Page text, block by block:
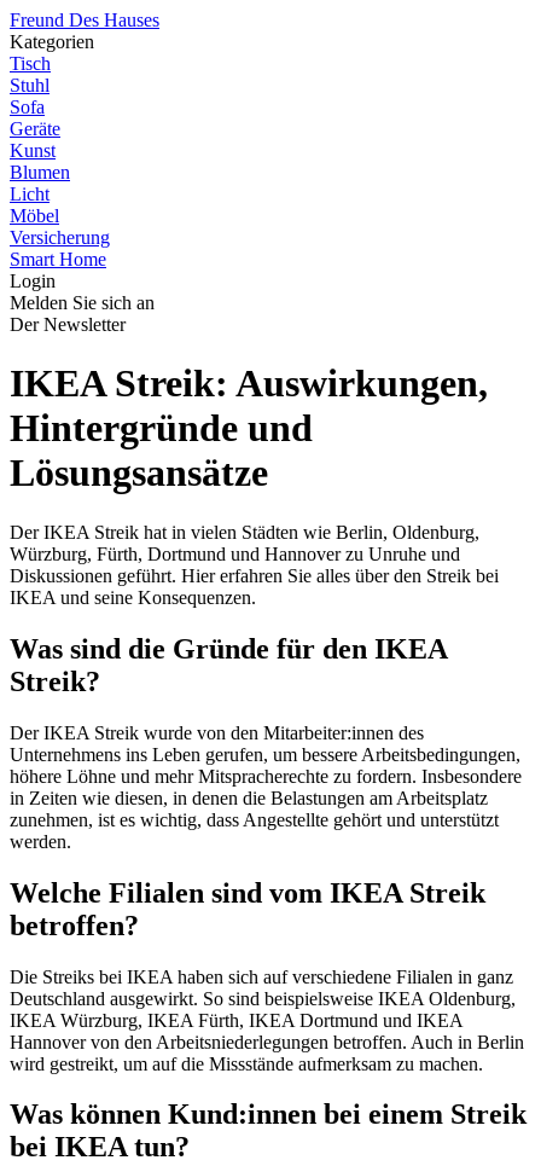
Freund Des Hauses
Kategorien
Tisch
Stuhl
Sofa
Geräte
Kunst
Blumen
Licht
Möbel
Versicherung
Smart Home
Login
Melden Sie sich an
Der Newsletter
IKEA Streik: Auswirkungen,
Hintergründe und
Lösungsansätze
Der IKEA Streik hat in vielen Städten wie Berlin, Oldenburg,
Würzburg, Fürth, Dortmund und Hannover zu Unruhe und
Diskussionen geführt. Hier erfahren Sie alles über den Streik bei
IKEA und seine Konsequenzen.
Was sind die Gründe für den IKEA
Streik?
Der IKEA Streik wurde von den Mitarbeiter:innen des
Unternehmens ins Leben gerufen, um bessere Arbeitsbedingungen,
höhere Löhne und mehr Mitspracherechte zu fordern. Insbesondere
in Zeiten wie diesen, in denen die Belastungen am Arbeitsplatz
zunehmen, ist es wichtig, dass Angestellte gehört und unterstützt
werden.
Welche Filialen sind vom IKEA Streik
betroffen?
Die Streiks bei IKEA haben sich auf verschiedene Filialen in ganz
Deutschland ausgewirkt. So sind beispielsweise IKEA Oldenburg,
IKEA Würzburg, IKEA Fürth, IKEA Dortmund und IKEA
Hannover von den Arbeitsniederlegungen betroffen. Auch in Berlin
wird gestreikt, um auf die Missstände aufmerksam zu machen.
Was können Kund:innen bei einem Streik
bei IKEA tun?